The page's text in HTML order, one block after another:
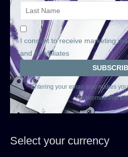
I consent to receive marketing
and its affiliates
Entering your email also makes
promotional
Select your currency